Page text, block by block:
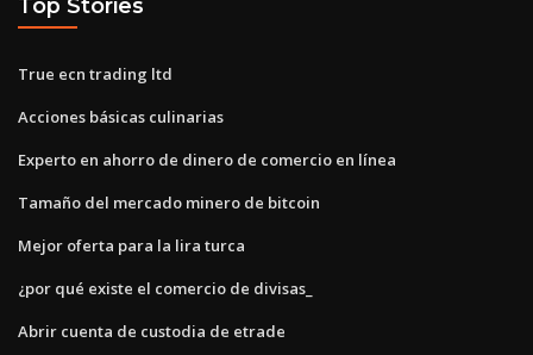
Top Stories
True ecn trading ltd
Acciones básicas culinarias
Experto en ahorro de dinero de comercio en línea
Tamaño del mercado minero de bitcoin
Mejor oferta para la lira turca
¿por qué existe el comercio de divisas_
Abrir cuenta de custodia de etrade